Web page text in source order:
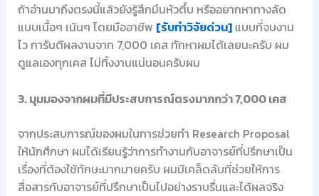
ถ้าอ่านมาถึงตรงนี้แล้วยังรู้สึกมึนหัวตึ้บ หรืออยากหาทางลัด
แบบเนื้อๆ เน้นๆ โดยมืออาชีพ [รับทำวิจัยด่วน]แบบที่จบงาน
ไว การันตีผลงานจาก 7,000 เคส ทักหาผมได้เลยนะครับ ผม
ดูแลเองทุกเคส ไม่ทิ้งงานแน่นอนครับผม
3. มุมมองจากผมที่มีประสบการณ์ตรงมากกว่า 7,000 เคส
จากประสบการณ์ของผมในการช่วยทำ Research Proposal
ให้นักศึกษา ผมได้เรียนรู้ว่าการทำงานกับอาจารย์ที่ปรึกษาเป็น
เรื่องที่ต้องใช้ทักษะมากมายครับ ผมมีเคล็ดลับที่ช่วยให้การ
สื่อสารกับอาจารย์ที่ปรึกษาเป็นไปอย่างราบรื่นและได้ผลจริง